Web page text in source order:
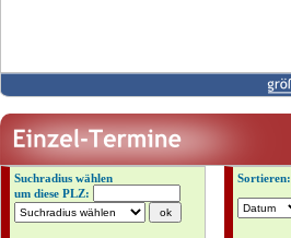
Suchradius wählen
um diese PLZ:
Sortieren: